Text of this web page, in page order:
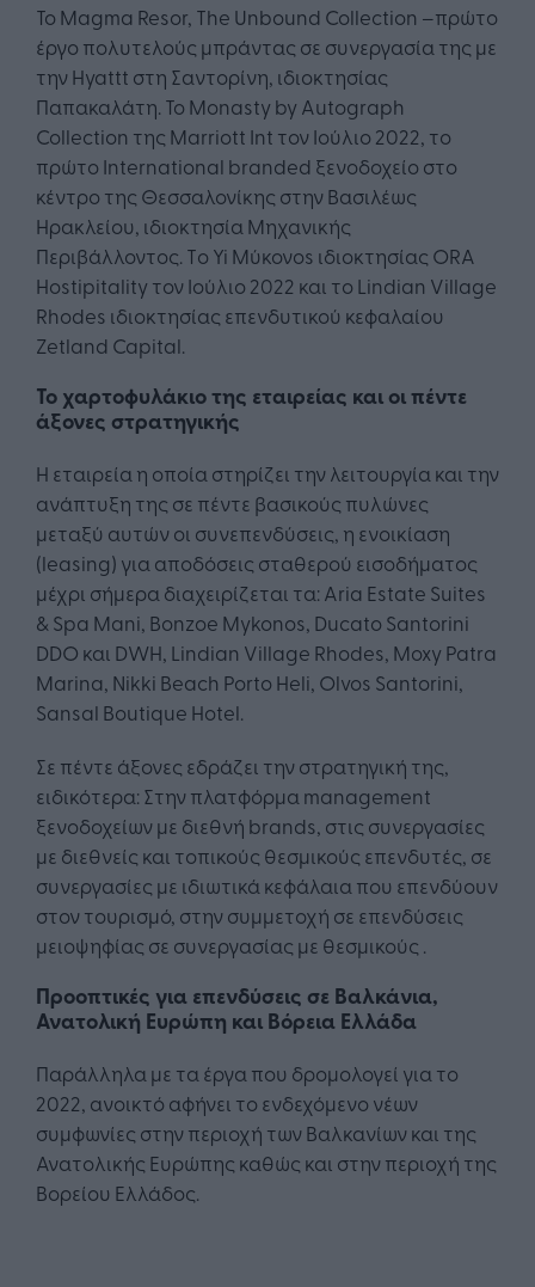
Το Magma Resor, The Unbound Collection –πρώτο
έργο πολυτελούς μπράντας σε συνεργασία της με
την Hyattt στη Σαντορίνη, ιδιοκτησίας
Παπακαλάτη. Το Monasty by Autograph
Collection της Marriott Int τον Ιούλιο 2022, το
πρώτο International branded ξενοδοχείο στο
κέντρο της Θεσσαλονίκης στην Βασιλέως
Ηρακλείου, ιδιοκτησία Μηχανικής
Περιβάλλοντος. Tο Yi Μύκονοs ιδιοκτησίας ORA
Hostipitality τον Ιούλιο 2022 και το Lindian Village
Rhodes ιδιοκτησίας επενδυτικού κεφαλαίου
Zetland Capital.
Το χαρτοφυλάκιο της εταιρείας και οι πέντε
άξονες στρατηγικής
Η εταιρεία η οποία στηρίζει την λειτουργία και την
ανάπτυξη της σε πέντε βασικούς πυλώνες
μεταξύ αυτών οι συνεπενδύσεις, η ενοικίαση
(leasing) για αποδόσεις σταθερού εισοδήματος
μέχρι σήμερα διαχειρίζεται τα: Aria Estate Suites
& Spa Mani, Bonzoe Mykonos, Ducato Santorini
DDO και DWH, Lindian Village Rhodes, Moxy Patra
Marina, Nikki Beach Porto Heli, Olvos Santorini,
Sansal Boutique Hotel.
Σε πέντε άξονες εδράζει την στρατηγική της,
ειδικότερα: Στην πλατφόρμα management
ξενοδοχείων με διεθνή brands, στις συνεργασίες
με διεθνείς και τοπικούς θεσμικούς επενδυτές, σε
συνεργασίες με ιδιωτικά κεφάλαια που επενδύουν
στον τουρισμό, στην συμμετοχή σε επενδύσεις
μειοψηφίας σε συνεργασίας με θεσμικούς .
Προοπτικές για επενδύσεις σε Βαλκάνια,
Ανατολική Ευρώπη και Βόρεια Ελλάδα
Παράλληλα με τα έργα που δρομολογεί για το
2022, ανοικτό αφήνει το ενδεχόμενο νέων
συμφωνίες στην περιοχή των Βαλκανίων και της
Ανατολικής Ευρώπης καθώς και στην περιοχή της
Βορείου Ελλάδος.